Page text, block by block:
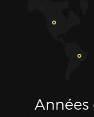
Années